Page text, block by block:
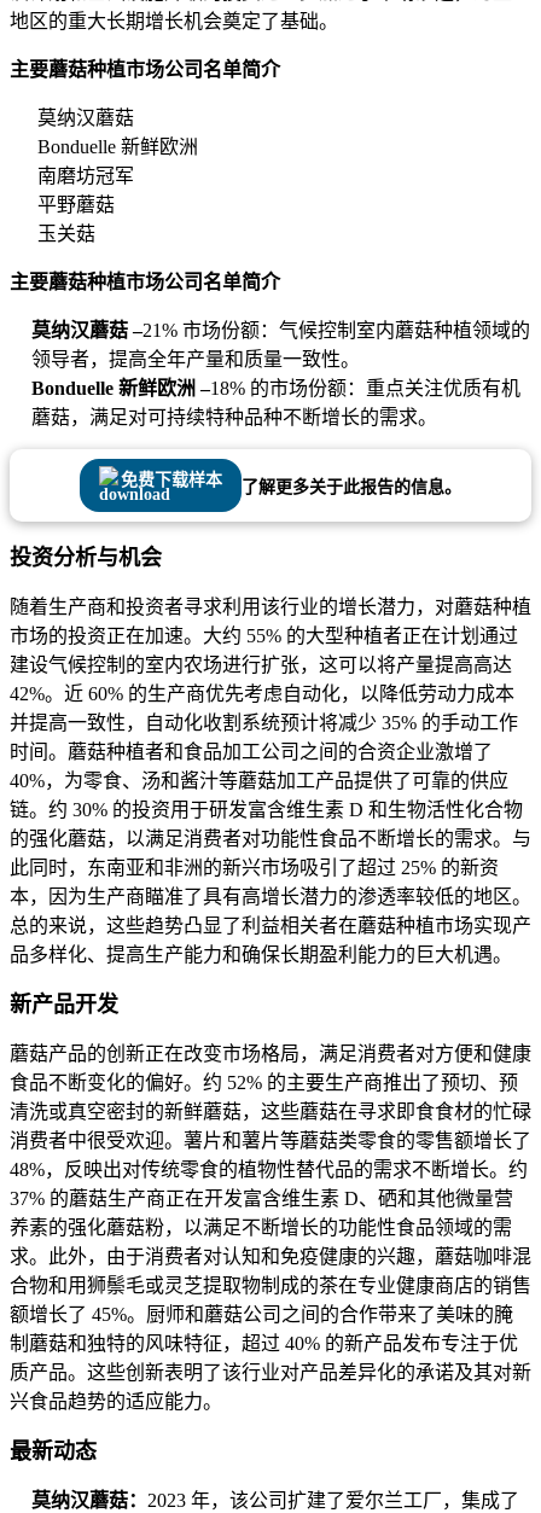
地区的重大长期增长机会奠定了基础。
主要蘑菇种植市场公司名单简介
莫纳汉蘑菇
Bonduelle 新鲜欧洲
南磨坊冠军
平野蘑菇
玉关菇
主要蘑菇种植市场公司名单简介
莫纳汉蘑菇 –21% 市场份额：气候控制室内蘑菇种植领域的
领导者，提高全年产量和质量一致性。
Bonduelle 新鲜欧洲 –18% 的市场份额：重点关注优质有机
蘑菇，满足对可持续特种品种不断增长的需求。
免费下载样本 了解更多关于此报告的信息。
投资分析与机会
随着生产商和投资者寻求利用该行业的增长潜力，对蘑菇种植
市场的投资正在加速。大约 55% 的大型种植者正在计划通过
建设气候控制的室内农场进行扩张，这可以将产量提高高达
42%。近 60% 的生产商优先考虑自动化，以降低劳动力成本
并提高一致性，自动化收割系统预计将减少 35% 的手动工作
时间。蘑菇种植者和食品加工公司之间的合资企业激增了
40%，为零食、汤和酱汁等蘑菇加工产品提供了可靠的供应
链。约 30% 的投资用于研发富含维生素 D 和生物活性化合物
的强化蘑菇，以满足消费者对功能性食品不断增长的需求。与
此同时，东南亚和非洲的新兴市场吸引了超过 25% 的新资
本，因为生产商瞄准了具有高增长潜力的渗透率较低的地区。
总的来说，这些趋势凸显了利益相关者在蘑菇种植市场实现产
品多样化、提高生产能力和确保长期盈利能力的巨大机遇。
新产品开发
蘑菇产品的创新正在改变市场格局，满足消费者对方便和健康
食品不断变化的偏好。约 52% 的主要生产商推出了预切、预
清洗或真空密封的新鲜蘑菇，这些蘑菇在寻求即食食材的忙碌
消费者中很受欢迎。薯片和薯片等蘑菇类零食的零售额增长了
48%，反映出对传统零食的植物性替代品的需求不断增长。约
37% 的蘑菇生产商正在开发富含维生素 D、硒和其他微量营
养素的强化蘑菇粉，以满足不断增长的功能性食品领域的需
求。此外，由于消费者对认知和免疫健康的兴趣，蘑菇咖啡混
合物和用狮鬃毛或灵芝提取物制成的茶在专业健康商店的销售
额增长了 45%。厨师和蘑菇公司之间的合作带来了美味的腌
制蘑菇和独特的风味特征，超过 40% 的新产品发布专注于优
质产品。这些创新表明了该行业对产品差异化的承诺及其对新
兴食品趋势的适应能力。
最新动态
莫纳汉蘑菇： 2023 年，该公司扩建了爱尔兰工厂，集成了